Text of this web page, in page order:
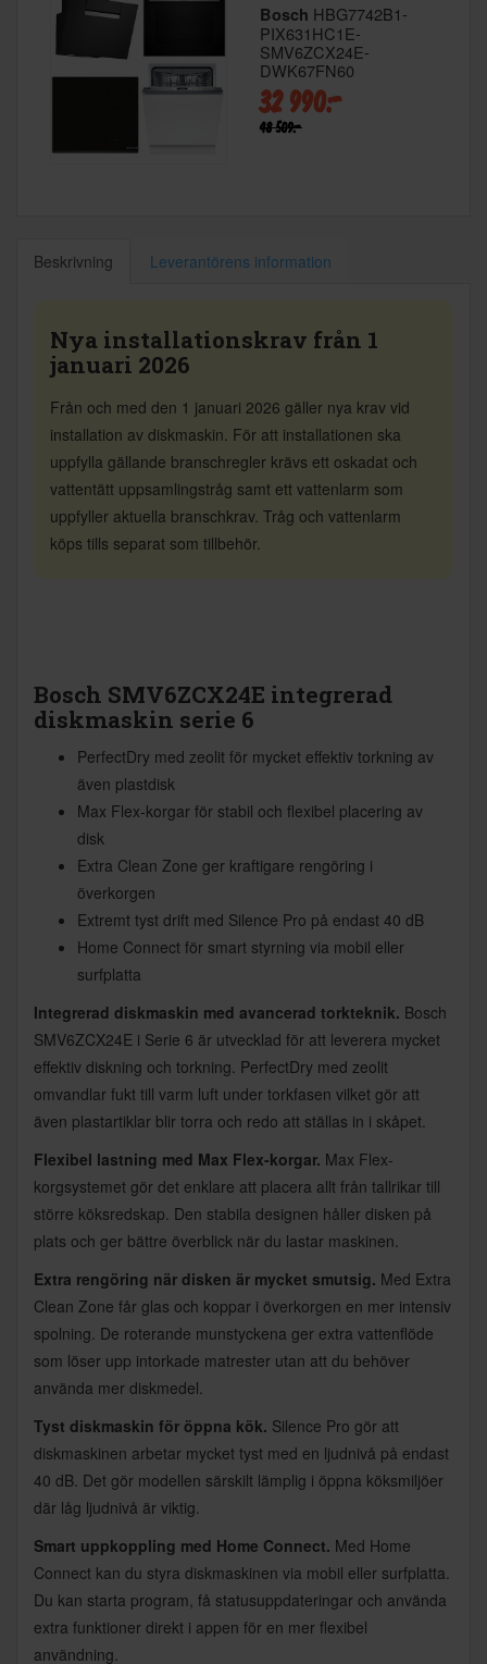
Bosch HBG7742B1-
PIX631HC1E-
SMV6ZCX24E-
DWK67FN60
32 990:-
48 509:-
Beskrivning Leverantörens information
Nya installationskrav från 1
januari 2026
Från och med den 1 januari 2026 gäller nya krav vid
installation av diskmaskin. För att installationen ska
uppfylla gällande branschregler krävs ett oskadat och
vattentätt uppsamlingstråg samt ett vattenlarm som
uppfyller aktuella branschkrav. Tråg och vattenlarm
köps tills separat som tillbehör.
Bosch SMV6ZCX24E integrerad
diskmaskin serie 6
PerfectDry med zeolit för mycket effektiv torkning av
även plastdisk
Max Flex-korgar för stabil och flexibel placering av
disk
Extra Clean Zone ger kraftigare rengöring i
överkorgen
Extremt tyst drift med Silence Pro på endast 40 dB
Home Connect för smart styrning via mobil eller
surfplatta
Integrerad diskmaskin med avancerad torkteknik. Bosch
SMV6ZCX24E i Serie 6 är utvecklad för att leverera mycket
effektiv diskning och torkning. PerfectDry med zeolit
omvandlar fukt till varm luft under torkfasen vilket gör att
även plastartiklar blir torra och redo att ställas in i skåpet.
Flexibel lastning med Max Flex-korgar. Max Flex-
korgsystemet gör det enklare att placera allt från tallrikar till
större köksredskap. Den stabila designen håller disken på
plats och ger bättre överblick när du lastar maskinen.
Extra rengöring när disken är mycket smutsig. Med Extra
Clean Zone får glas och koppar i överkorgen en mer intensiv
spolning. De roterande munstyckena ger extra vattenflöde
som löser upp intorkade matrester utan att du behöver
använda mer diskmedel.
Tyst diskmaskin för öppna kök. Silence Pro gör att
diskmaskinen arbetar mycket tyst med en ljudnivå på endast
40 dB. Det gör modellen särskilt lämplig i öppna köksmiljöer
där låg ljudnivå är viktig.
Smart uppkoppling med Home Connect. Med Home
Connect kan du styra diskmaskinen via mobil eller surfplatta.
Du kan starta program, få statusuppdateringar och använda
extra funktioner direkt i appen för en mer flexibel
användning.